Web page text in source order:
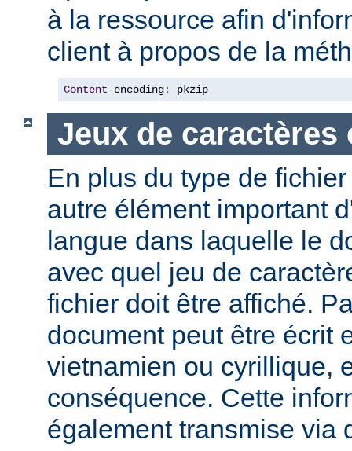
à la ressource afin
client à propos de la
Content-encoding: pkzip
Jeux de caractères
En plus du type de
autre élément important
langue dans laquelle le
avec quel jeu de
fichier doit être affiché.
document peut être écrit
vietnamien ou cyrillique,
conséquence. Cette
également transmise via